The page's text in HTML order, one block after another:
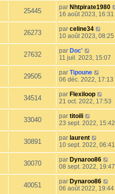
25445 par Nhtpirate1980
16 août 2023, 16:31
26273 par celine34
10 août 2023, 08:25
27632 par Doc'
11 juil. 2023, 15:07
29505 par Tipoune
06 déc. 2022, 17:13
34514 par Flexiloop
21 oct. 2022, 17:53
33040 par titoili
23 sept. 2022, 15:42
30891 par laurent
10 sept. 2022, 06:41
30070 par Dynaroo86
08 sept. 2022, 19:47
40051 par Dynaroo86
06 août 2022, 19:44